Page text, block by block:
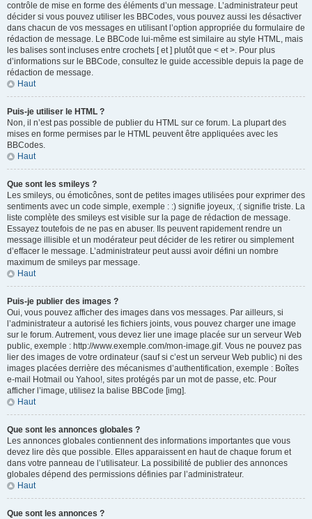
contrôle de mise en forme des éléments d’un message. L’administrateur peut
décider si vous pouvez utiliser les BBCodes, vous pouvez aussi les désactiver
dans chacun de vos messages en utilisant l’option appropriée du formulaire de
rédaction de message. Le BBCode lui-même est similaire au style HTML, mais
les balises sont incluses entre crochets [ et ] plutôt que < et >. Pour plus
d’informations sur le BBCode, consultez le guide accessible depuis la page de
rédaction de message.
Haut
Puis-je utiliser le HTML ?
Non, il n’est pas possible de publier du HTML sur ce forum. La plupart des
mises en forme permises par le HTML peuvent être appliquées avec les
BBCodes.
Haut
Que sont les smileys ?
Les smileys, ou émoticônes, sont de petites images utilisées pour exprimer des
sentiments avec un code simple, exemple : :) signifie joyeux, :( signifie triste. La
liste complète des smileys est visible sur la page de rédaction de message.
Essayez toutefois de ne pas en abuser. Ils peuvent rapidement rendre un
message illisible et un modérateur peut décider de les retirer ou simplement
d’effacer le message. L’administrateur peut aussi avoir défini un nombre
maximum de smileys par message.
Haut
Puis-je publier des images ?
Oui, vous pouvez afficher des images dans vos messages. Par ailleurs, si
l’administrateur a autorisé les fichiers joints, vous pouvez charger une image
sur le forum. Autrement, vous devez lier une image placée sur un serveur Web
public, exemple : http://www.exemple.com/mon-image.gif. Vous ne pouvez pas
lier des images de votre ordinateur (sauf si c’est un serveur Web public) ni des
images placées derrière des mécanismes d’authentification, exemple : Boîtes
e-mail Hotmail ou Yahoo!, sites protégés par un mot de passe, etc. Pour
afficher l’image, utilisez la balise BBCode [img].
Haut
Que sont les annonces globales ?
Les annonces globales contiennent des informations importantes que vous
devez lire dès que possible. Elles apparaissent en haut de chaque forum et
dans votre panneau de l’utilisateur. La possibilité de publier des annonces
globales dépend des permissions définies par l’administrateur.
Haut
Que sont les annonces ?